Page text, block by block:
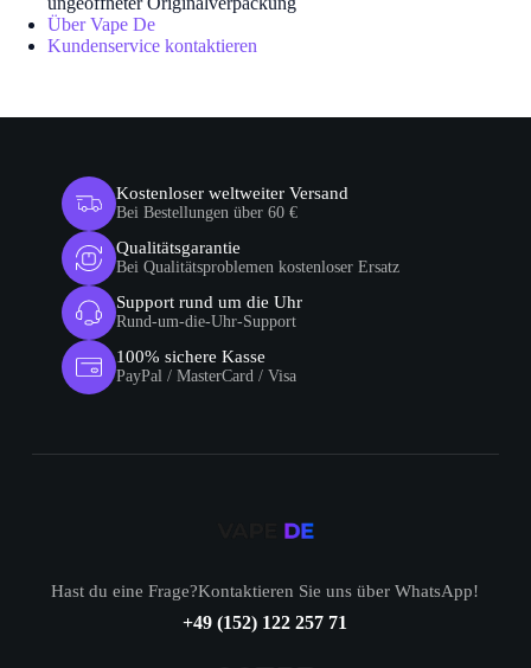
Über Vape De
Kundenservice kontaktieren
Kostenloser weltweiter Versand
Bei Bestellungen über 60 €
Qualitätsgarantie
Bei Qualitätsproblemen kostenloser Ersatz
Support rund um die Uhr
Rund-um-die-Uhr-Support
100% sichere Kasse
PayPal / MasterCard / Visa
Hast du eine Frage?Kontaktieren Sie uns über WhatsApp!
+49 (152) 122 257 71